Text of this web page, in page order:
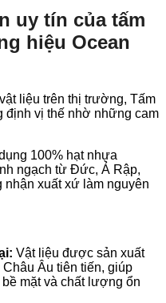
uy tín của tấm
hiệu Ocean
liệu trên thị trường, Tấm
định vị thế nhờ những cam
100% hạt nhựa
ngạch từ Đức, Ả Rập,
nhận xuất xứ làm nguyên
Vật liệu được sản xuất
Âu tiên tiến, giúp
mặt và chất lượng ổn